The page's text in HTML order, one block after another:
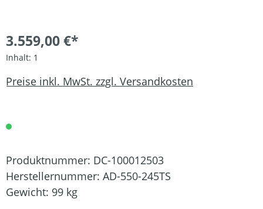
3.559,00 €*
Inhalt: 1
Preise inkl. MwSt. zzgl. Versandkosten
Produktnummer: DC-100012503
Herstellernummer: AD-550-245TS
Gewicht: 99 kg